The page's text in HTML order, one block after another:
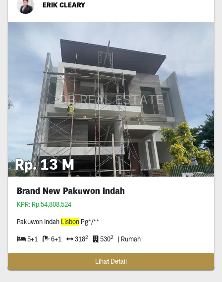
ERIK CLEARY
Rp. 13 M
Brand New Pakuwon Indah
KPR: Rp.54,808,524
Pakuwon Indah LisbonPg*/**
5+1 6+1 3182 5302 | Rumah
Lihat Detail